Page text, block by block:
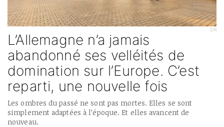
DR
L’Allemagne n’a jamais
abandonné ses velléités de
domination sur l’Europe. C’est
reparti, une nouvelle fois
Les ombres du passé ne sont pas mortes. Elles se sont
simplement adaptées à l’époque. Et elles avancent de
nouveau.